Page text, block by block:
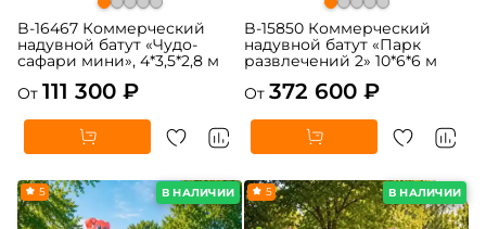
B-16467 Коммерческий
надувной батут «Чудо-
сафари мини», 4*3,5*2,8 м
От 111 300 ₽
B-15850 Коммерческий
надувной батут «Парк
развлечений 2» 10*6*6 м
От 372 600 ₽
В НАЛИЧИИ
5 В НАЛИЧИИ
5